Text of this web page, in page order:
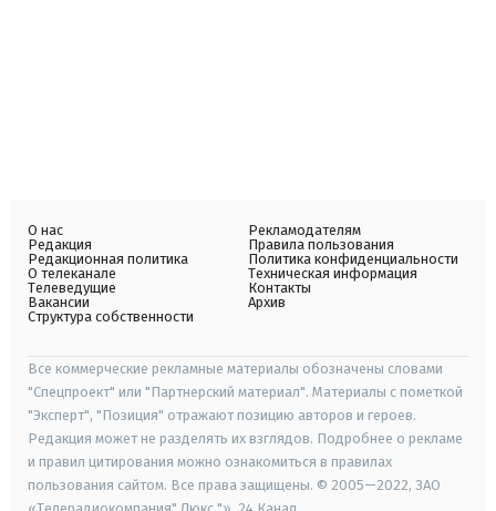
О нас
Редакция
Редакционная политика
О телеканале
Телеведущие
Вакансии
Структура собственности
Рекламодателям
Правила пользования
Политика конфиденциальности
Техническая информация
Контакты
Архив
Все коммерческие рекламные материалы обозначены словами
"Спецпроект" или "Партнерский материал". Материалы с пометкой
"Эксперт", "Позиция" отражают позицию авторов и героев.
Редакция может не разделять их взглядов. Подробнее о рекламе
и правил цитирования можно ознакомиться в правилах
пользования сайтом. Все права защищены. © 2005—2022, ЗАО